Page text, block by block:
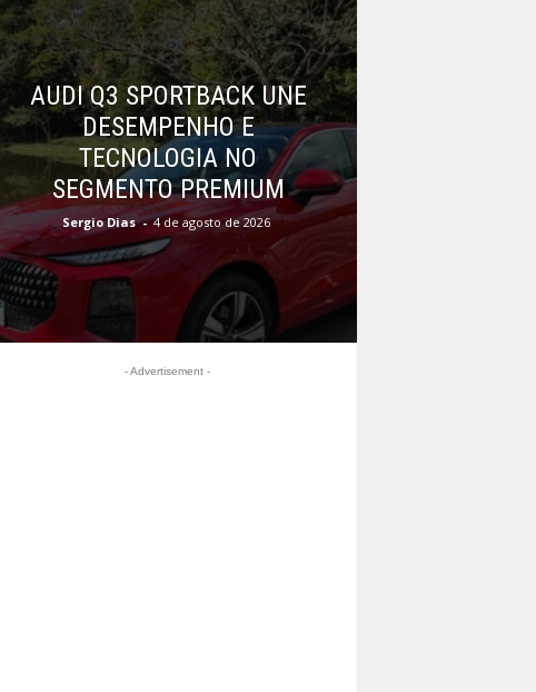
AUDI Q3 SPORTBACK UNE
DESEMPENHO E
TECNOLOGIA NO
SEGMENTO PREMIUM
Sergio Dias - 4 de agosto de 2026
- Advertisement -